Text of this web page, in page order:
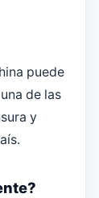
puede
de las
y